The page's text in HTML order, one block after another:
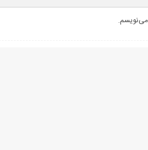
می‌نویسم.